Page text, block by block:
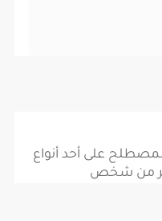
على أحد أنواع
من شخص